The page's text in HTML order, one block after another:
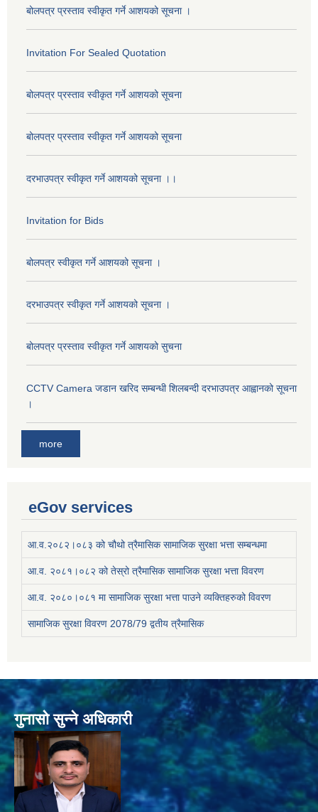
बोलपत्र प्रस्ताव स्वीकृत गर्ने आशयको सूचना ।
Invitation For Sealed Quotation
बोलपत्र प्रस्ताव स्वीकृत गर्ने आशयको सूचना
बोलपत्र प्रस्ताव स्वीकृत गर्ने आशयको सूचना
दरभाउपत्र स्वीकृत गर्ने आशयको सूचना ।।
Invitation for Bids
बोलपत्र स्वीकृत गर्ने आशयको सूचना ।
दरभाउपत्र स्वीकृत गर्ने आशयको सूचना ।
बोलपत्र प्रस्ताव स्वीकृत गर्ने आशयको सुचना
CCTV Camera जडान खरिद सम्बन्धी शिलबन्दी दरभाउपत्र आह्वानको सूचना
।
more
eGov services
आ.व.२०८२।०८३ को चौथो त्रैमासिक सामाजिक सुरक्षा भत्ता सम्बन्धमा
आ.व. २०८१।०८२ को तेस्रो त्रैमासिक सामाजिक सुरक्षा भत्ता विवरण
आ.व. २०८०।०८१ मा सामाजिक सुरक्षा भत्ता पाउने व्यक्तिहरुको विवरण
सामाजिक सुरक्षा विवरण 2078/79 द्वतीय त्रैमासिक
गुनासो सुन्ने अधिकारी